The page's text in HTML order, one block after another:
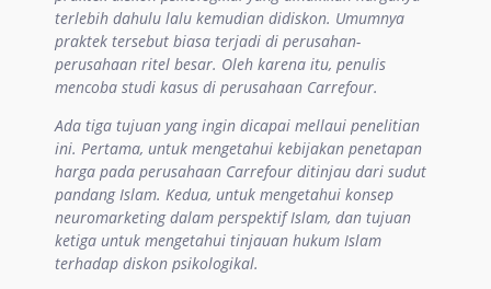
terlebih dahulu lalu kemudian didiskon. Umumnya
praktek tersebut biasa terjadi di perusahan-
perusahaan ritel besar. Oleh karena itu, penulis
mencoba studi kasus di perusahaan Carrefour.
Ada tiga tujuan yang ingin dicapai mellaui penelitian
ini. Pertama, untuk mengetahui kebijakan penetapan
harga pada perusahaan Carrefour ditinjau dari sudut
pandang Islam. Kedua, untuk mengetahui konsep
neuromarketing dalam perspektif Islam, dan tujuan
ketiga untuk mengetahui tinjauan hukum Islam
terhadap diskon psikologikal.